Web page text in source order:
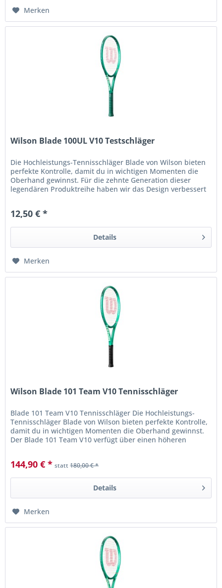
Merken
Wilson Blade 100UL V10 Testschläger
Die Hochleistungs-Tennisschläger Blade von Wilson bieten
perfekte Kontrolle, damit du in wichtigen Momenten die
Oberhand gewinnst. Für die zehnte Generation dieser
legendären Produktreihe haben wir das Design verbessert
12,50 € *
Details
Merken
Wilson Blade 101 Team V10 Tennisschläger
Blade 101 Team V10 Tennisschläger Die Hochleistungs-
Tennisschläger Blade von Wilson bieten perfekte Kontrolle,
damit du in wichtigen Momenten die Oberhand gewinnst.
Der Blade 101 Team V10 verfügt über einen höheren
144,90 € * statt180,00 € *
Details
Merken